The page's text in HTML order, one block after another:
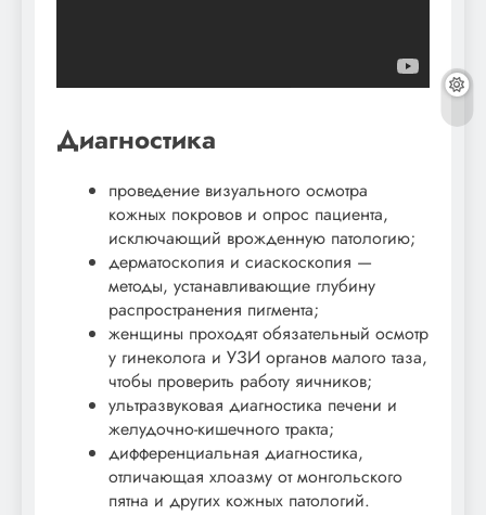
Диагностика
проведение визуального осмотра
кожных покровов и опрос пациента,
исключающий врожденную патологию;
дерматоскопия и сиаскоскопия —
методы, устанавливающие глубину
распространения пигмента;
женщины проходят обязательный осмотр
у гинеколога и УЗИ органов малого таза,
чтобы проверить работу яичников;
ультразвуковая диагностика печени и
желудочно-кишечного тракта;
дифференциальная диагностика,
отличающая хлоазму от монгольского
пятна и других кожных патологий.